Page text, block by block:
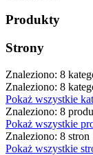
Produkty
Strony
Znaleziono: 8
Znaleziono: 8
Pokaż wszystkie
Znaleziono: 8
Pokaż wszystkie
Znaleziono: 8 stron
Pokaż wszystkie